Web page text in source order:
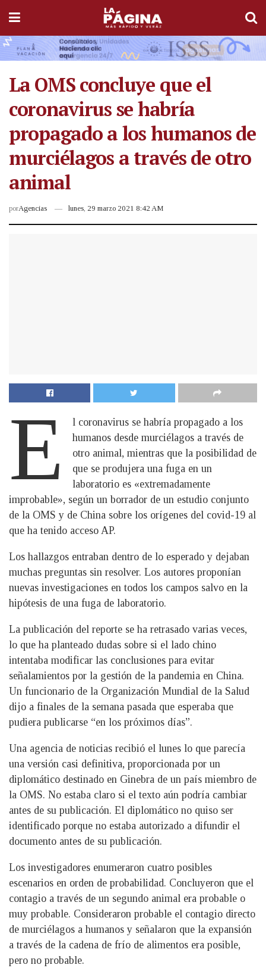
La OMS concluye que el
coronavirus se habría
propagado a los humanos de
murciélagos a través de otro
animal
porAgencias lunes, 29 marzo 2021 8:42 AM
E
l coronavirus se habría propagado a los
humanos desde murciélagos a través de
otro animal, mientras que la posibilidad de
que se produjera una fuga en un
laboratorio es «extremadamente
improbable», según un borrador de un estudio conjunto
de la OMS y de China sobre los orígenes del covid-19 al
que ha tenido acceso AP.
Los hallazgos entraban dentro de lo esperado y dejaban
muchas preguntas sin resolver. Los autores proponían
nuevas investigaciones en todos los campos salvo en la
hipótesis de una fuga de laboratorio.
La publicación del reporte se ha retrasado varias veces,
lo que ha planteado dudas sobre si el lado chino
intentaba modificar las conclusiones para evitar
señalamientos por la gestión de la pandemia en China.
Un funcionario de la Organización Mundial de la Salud
dijo a finales de la semana pasada que esperaba que
pudiera publicarse “en los próximos días”.
Una agencia de noticias recibió el lunes lo que parecía
una versión casi definitiva, proporcionada por un
diplomático destinado en Ginebra de un país miembro de
la OMS. No estaba claro si el texto aún podría cambiar
antes de su publicación. El diplomático no quiso ser
identificado porque no estaba autorizado a difundir el
documento antes de su publicación.
Los investigadores enumeraron cuatro posibles
escenarios en orden de probabilidad. Concluyeron que el
contagio a través de un segundo animal era probable o
muy probable. Consideraron probable el contagio directo
de murciélagos a humanos y señalaron que la expansión
a través de la cadena de frío de alimentos era posible,
pero no probable.